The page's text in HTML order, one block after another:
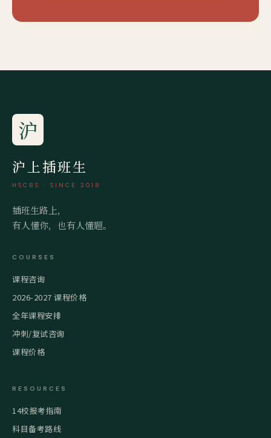
沪
沪上插班生
HSCBS · SINCE 2018
插班生路上，
有人懂你，也有人懂题。
COURSES
课程咨询
2026-2027 课程价格
全年课程安排
冲刺/复试咨询
课程价格
RESOURCES
14校报考指南
科目备考路线